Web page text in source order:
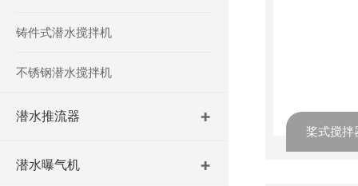
铸件式潜水搅拌机
不锈钢潜水搅拌机
潜水推流器
潜水曝气机